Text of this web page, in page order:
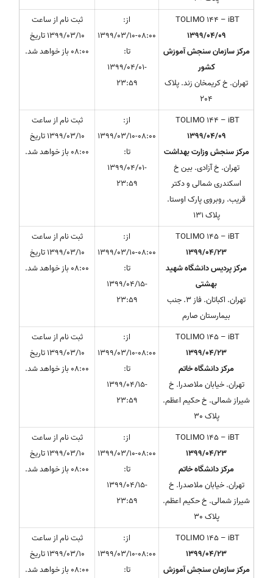
TOLIMO 144 – iBT
1399/04/09
مرکز سازمان سنجش آموزش
کشور
تهران. خ کریمخان زند. پلاک
204
از:
1399/03/10-08:00
تا:
1399/04/01-
23:59
ثبت نام از ساعت
1399/03/10 تاریخ
08:00 باز خواهد شد.
TOLIMO 144 – iBT
1399/04/09
مرکز سنجش وزارت بهداشت
تهران. خ آزادی. بین خ
اسکندری شمالی و دکتر
قریب. روبروی پارک اوستا.
پلاک 131
از:
1399/03/10-08:00
تا:
1399/04/01-
23:59
ثبت نام از ساعت
1399/03/10 تاریخ
08:00 باز خواهد شد.
TOLIMO 145 – iBT
1399/04/23
مرکز پردیس دانشگاه شهید
بهشتی
تهران. اکباتان. فاز 3. جنب
بیمارستان صارم
از:
1399/03/10-08:00
تا:
1399/04/15-
23:59
ثبت نام از ساعت
1399/03/10 تاریخ
08:00 باز خواهد شد.
TOLIMO 145 – iBT
1399/04/23
مرکز دانشگاه خاتم
تهران. خیابان ملاصدرا. خ
شیراز شمالی. خ حکیم اعظم.
پلاک 30
از:
1399/03/10-08:00
تا:
1399/04/15-
23:59
ثبت نام از ساعت
1399/03/10 تاریخ
08:00 باز خواهد شد.
TOLIMO 145 – iBT
1399/04/23
مرکز دانشگاه خاتم
تهران. خیابان ملاصدرا. خ
شیراز شمالی. خ حکیم اعظم.
پلاک 30
از:
1399/03/10-08:00
تا:
1399/04/15-
23:59
ثبت نام از ساعت
1399/03/10 تاریخ
08:00 باز خواهد شد.
TOLIMO 145 – iBT
1399/04/23
مرکز سازمان سنجش آموزش
از:
1399/03/10-08:00
تا:
ثبت نام از ساعت
1399/03/10 تاریخ
08:00 باز خواهد شد.